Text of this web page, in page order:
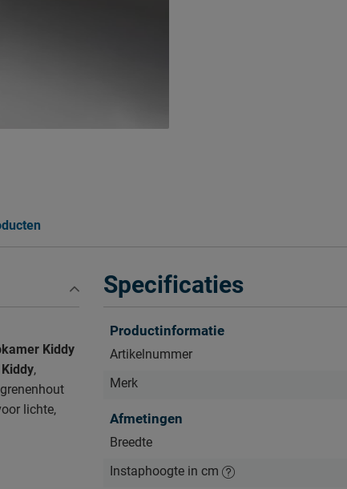
Kiddy
Kiddy,
lichte,
Specificaties
Productinformatie
Artikelnummer
Merk
Afmetingen
Breedte
Instaphoogte in cm